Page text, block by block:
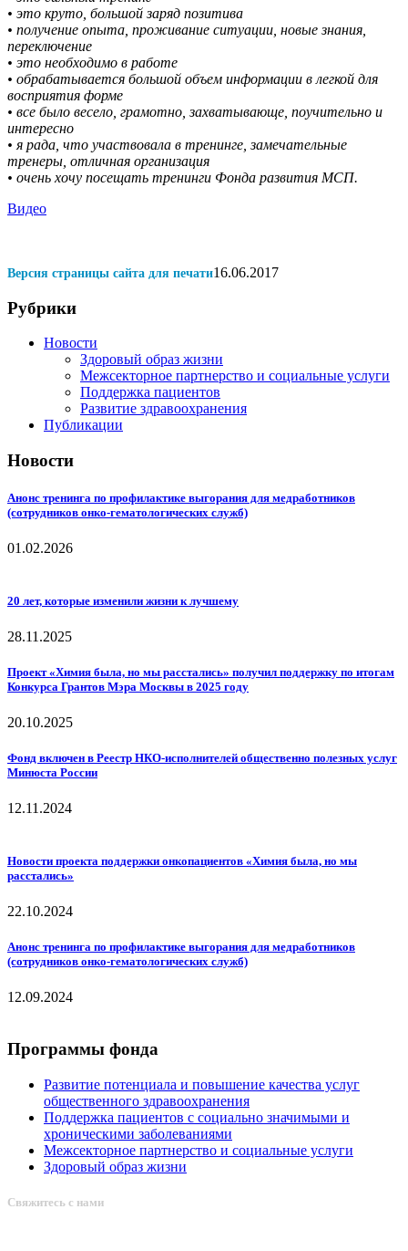
• это круто, большой заряд позитива
• получение опыта, проживание ситуации, новые знания,
переключение
• это необходимо в работе
• обрабатывается большой объем информации в легкой для
восприятия форме
• все было весело, грамотно, захватывающе, поучительно и
интересно
• я рада, что участвовала в тренинге, замечательные
тренеры, отличная организация
• очень хочу посещать тренинги Фонда развития МСП.
Видео
Версия страницы сайта для печати16.06.2017
Рубрики
Новости
Здоровый образ жизни
Межсекторное партнерство и социальные услуги
Поддержка пациентов
Развитие здравоохранения
Публикации
Новости
Анонс тренинга по профилактике выгорания для медработников
(сотрудников онко-гематологических служб)
01.02.2026
20 лет, которые изменили жизни к лучшему
28.11.2025
Проект «Химия была, но мы расстались» получил поддержку по итогам
Конкурса Грантов Мэра Москвы в 2025 году
20.10.2025
Фонд включен в Реестр НКО-исполнителей общественно полезных услуг
Минюста России
12.11.2024
Новости проекта поддержки онкопациентов «Химия была, но мы
расстались»
22.10.2024
Анонс тренинга по профилактике выгорания для медработников
(сотрудников онко-гематологических служб)
12.09.2024
Программы фонда
Развитие потенциала и повышение качества услуг
общественного здравоохранения
Поддержка пациентов с социально значимыми и
хроническими заболеваниями
Межсекторное партнерство и социальные услуги
Здоровый образ жизни
Свяжитесь с нами